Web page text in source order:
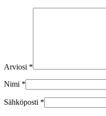
Arviosi *
Nimi *
Sähköposti *